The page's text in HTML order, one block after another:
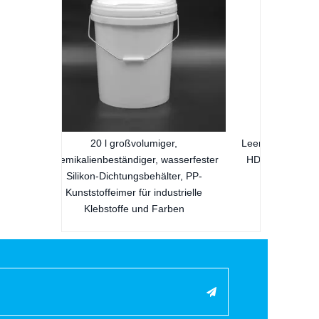
Leere 300-ml-Glasklebeverpackung aus
HDPE-Kunststoff für die Industrie zum
Abdichten von Dichtungs- und
Klebemitteln